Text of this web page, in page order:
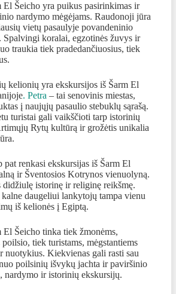
El Šeicho yra puikus pasirinkimas ir
nardymo mėgėjams. Raudonoji jūra
vietų pasaulyje povandeninio
Spalvingi koralai, egzotinės žuvys ir
traukia tiek pradedančiuosius, tiek
kelionių yra ekskursijos iš Šarm El
. Petra – tai senovinis miestas,
į naujųjų pasaulio stebuklų sąrašą.
turistai gali vaikščioti tarp istorinių
Rytų kultūrą ir grožėtis unikalia
pat renkasi ekskursijas iš Šarm El
ir Šventosios Kotrynos vienuolyną.
istorinę ir religinę reikšmę.
kalne daugeliui lankytojų tampa vienu
iš kelionės į Egiptą.
El Šeicho tinka tiek žmonėms,
poilsio, tiek turistams, mėgstantiems
nuotykius. Kiekvienas gali rasti sau
poilsinių išvykų jachta ir paviršinio
nardymo ir istorinių ekskursijų.